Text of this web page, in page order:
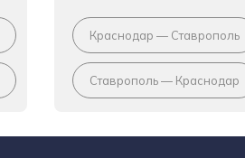
Краснодар — Ставрополь
Ставрополь — Краснодар